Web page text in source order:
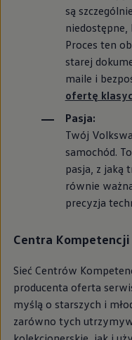
We
Strefa
Lampki
Starsze
Certyfikaty
Wszystkie
Oferty
Dla
Dla
Korzyści
Informacje
Lifestyle
SUV-y
Rozwój
Nowy
są
Proces ten
starej
maile i
ofertę
Pasja:
Twój
samochód.
pasja, z jaką
równie
precyzja
Centra
Sieć Centrów
producenta oferta
myślą o starszych i
zarówno tych